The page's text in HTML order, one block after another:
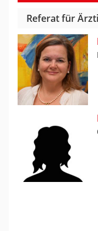
Referat für